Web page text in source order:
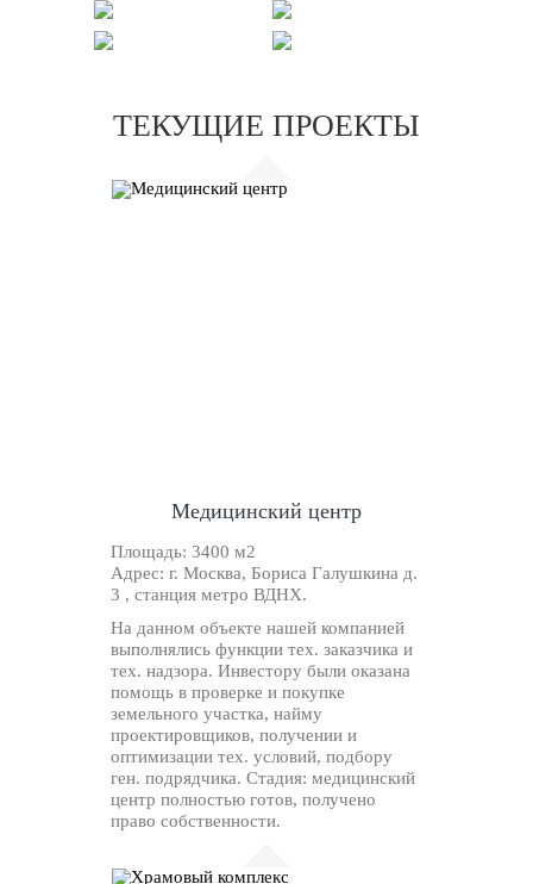
ТЕКУЩИЕ ПРОЕКТЫ
Медицинский центр
Площадь: 3400 м2
Адрес: г. Москва, Бориса Галушкина д.
3 , станция метро ВДНХ.
На данном объекте нашей компанией
выполнялись функции тех. заказчика и
тех. надзора. Инвестору были оказана
помощь в проверке и покупке
земельного участка, найму
проектировщиков, получении и
оптимизации тех. условий, подбору
ген. подрядчика. Стадия: медицинский
центр полностью готов, получено
право собственности.